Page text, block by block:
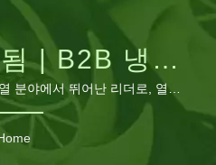
| B2B 냉각
| 산업, RV 및
션 – TITAN
분야에서 뛰어난 리더로, 열정
고 있습니다. 대만에 위치하고
. TITAN는 전 세계 다양한 지역
있습니다. 우리 제품은 전 세계